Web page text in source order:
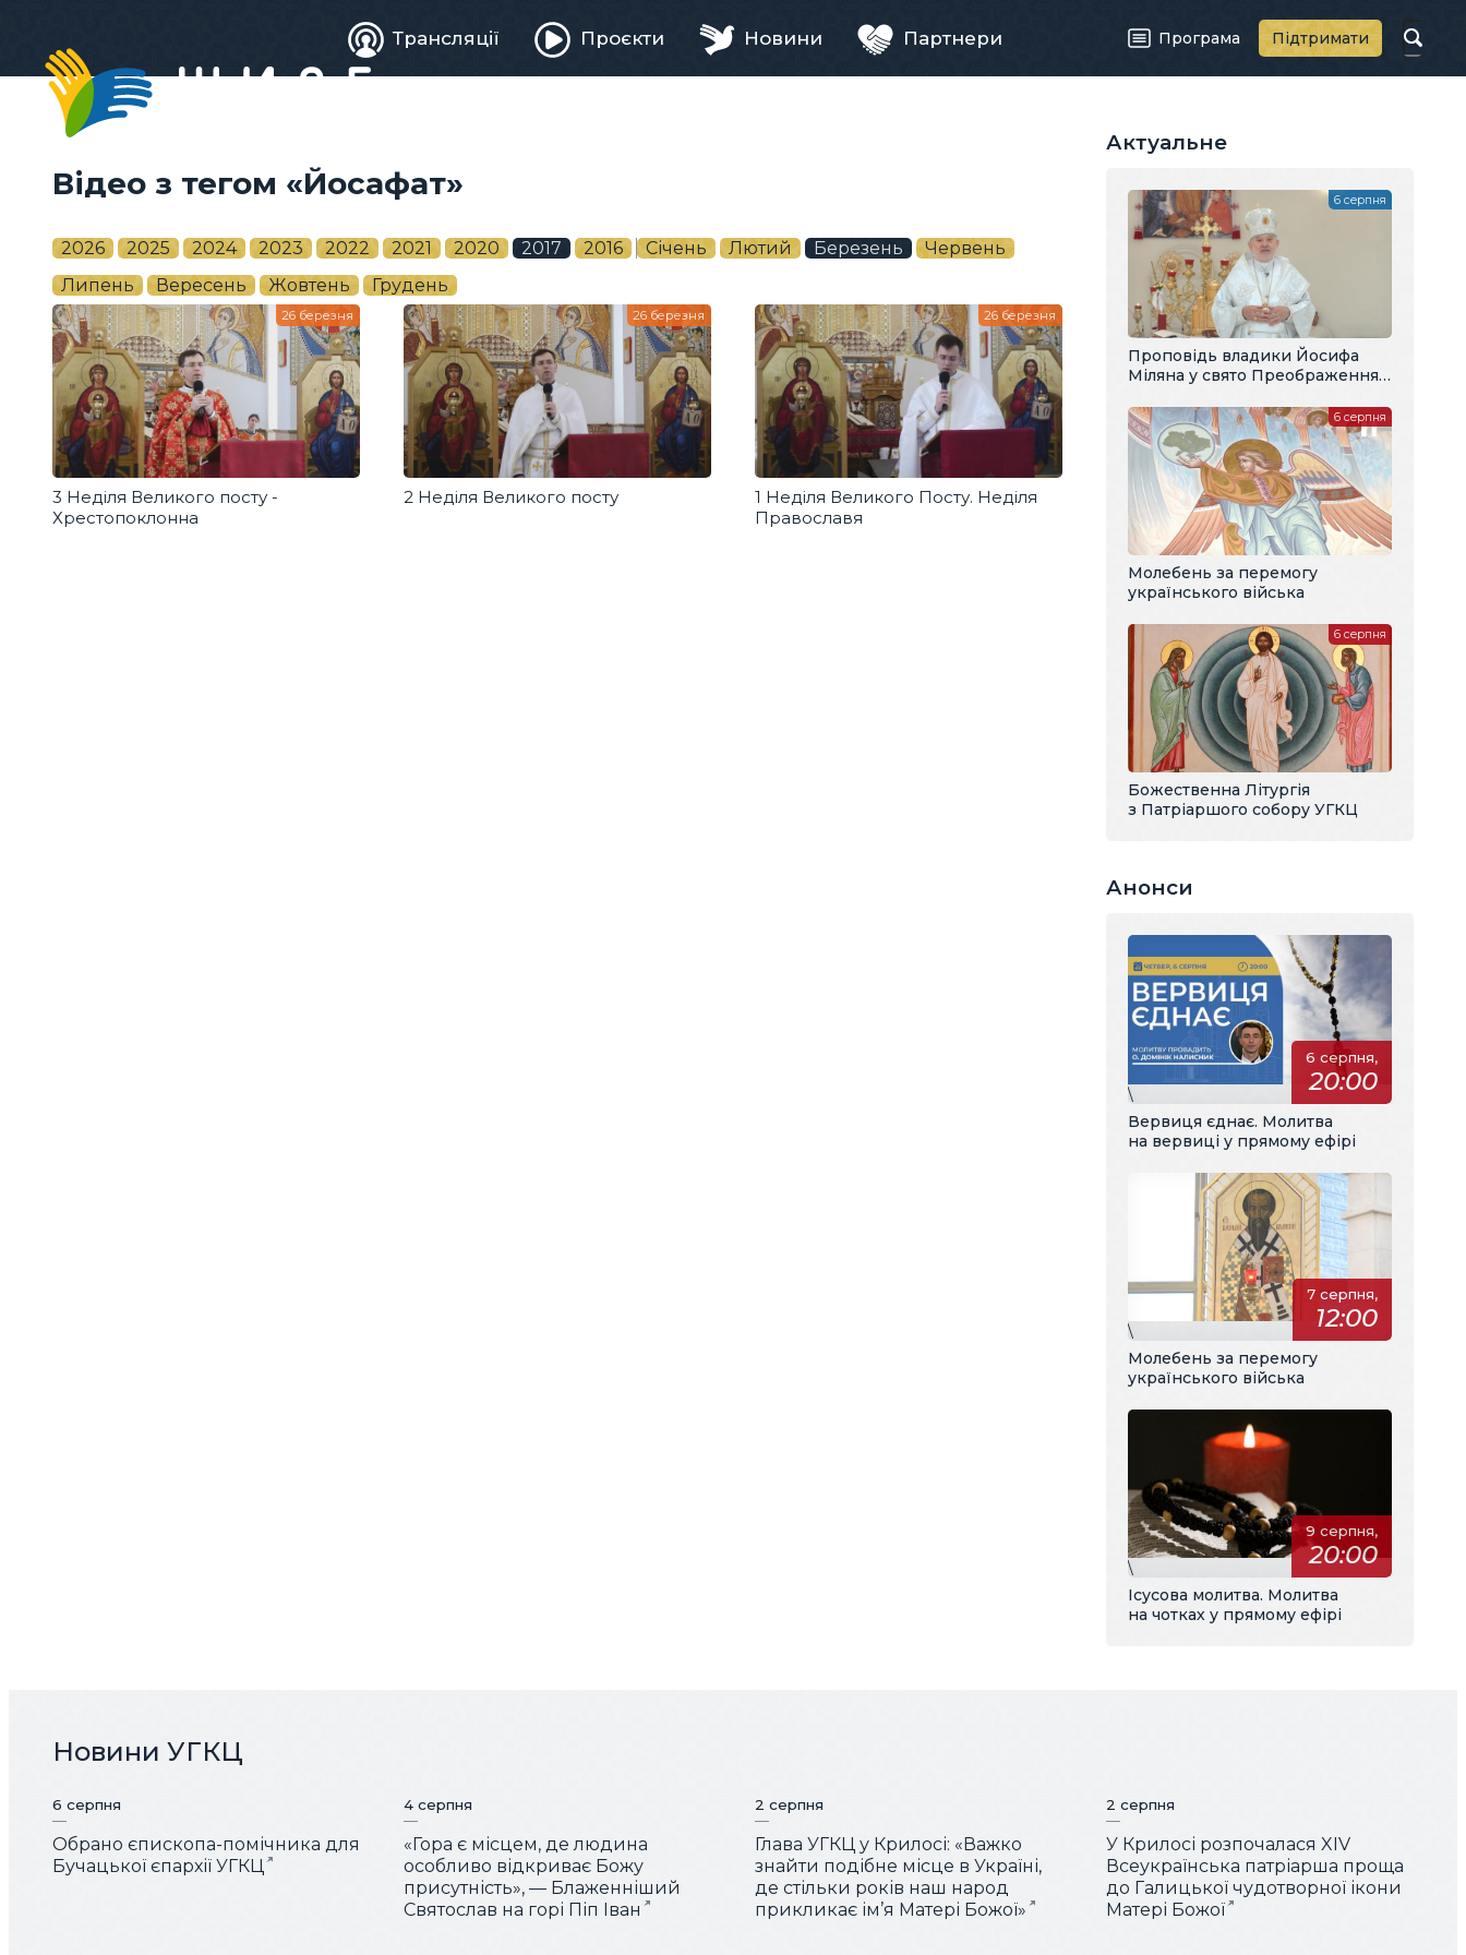
Живе
телебачення
Трансляції Проєкти Новини Партнери Програма Підтримати
Відео з тегом «Йосафат»
2026 2025 2024 2023 2022 2021 2020 2017 2016 Січень Лютий Березень
Червень
Липень
Вересень Жовтень Грудень
3 Неділя Великого посту -
Хрестопоклонна
26 березня
2 Неділя Великого посту
26 березня
1 Неділя Великого Посту. Неділя
Православя
26 березня
Актуальне
Проповідь владики Йосифа
Міляна у свято Преображення
6 серпня
Молебень за перемогу
українського війська
6 серпня
Божественна Літургія
з Патріаршого собору УГКЦ
6 серпня
Анонси
6 серпня,
20:00
\
Вервиця єднає. Молитва
на вервиці у прямому ефірі
7 серпня,
12:00
\
Молебень за перемогу
українського війська
9 серпня,
20:00
\
Ісусова молитва. Молитва
на чотках у прямому ефірі
Новини УГКЦ
6 серпня
Обрано єпископа-помічника для
Бучацької єпархії УГКЦ
4 серпня
«Гора є місцем, де людина
особливо відкриває Божу
присутність», — Блаженніший
Святослав на горі Піп Іван
2 серпня
Глава УГКЦ у Крилосі: «Важко
знайти подібне місце в Україні,
де стільки років наш народ
прикликає ім’я Матері Божої»
2 серпня
У Крилосі розпочалася XIV
Всеукраїнська патріарша проща
до Галицької чудотворної ікони
Матері Божої